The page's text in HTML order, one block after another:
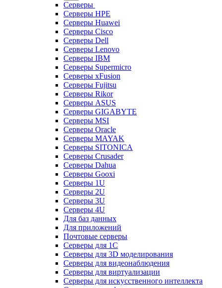
Серверы
Серверы HPE
Серверы Huawei
Серверы Cisco
Серверы Dell
Серверы Lenovo
Серверы IBM
Серверы Supermicro
Серверы xFusion
Серверы Fujitsu
Серверы Rikor
Серверы ASUS
Серверы GIGABYTE
Серверы MSI
Серверы Oracle
Серверы MAYAK
Серверы SITONICA
Серверы Crusader
Серверы Dahua
Серверы Gooxi
Серверы 1U
Серверы 2U
Серверы 3U
Серверы 4U
Для баз данных
Для приложений
Почтовые серверы
Серверы для 1С
Серверы для 3D моделирования
Серверы для видеонаблюдения
Серверы для виртуализации
Серверы для искусственного интеллекта